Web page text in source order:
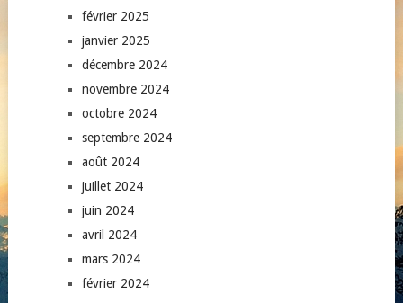
février 2025
janvier 2025
décembre 2024
novembre 2024
octobre 2024
septembre 2024
août 2024
juillet 2024
juin 2024
avril 2024
mars 2024
février 2024